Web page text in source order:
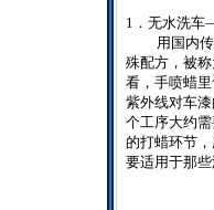
1 ．无水洗
用国内
殊配方，被
看，手喷蜡
紫外线对车
个工序大约
的打蜡环节
要适用于那些